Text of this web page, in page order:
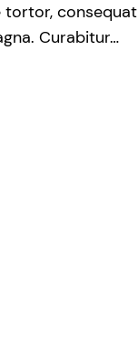
tortor, consequat
Curabitur…